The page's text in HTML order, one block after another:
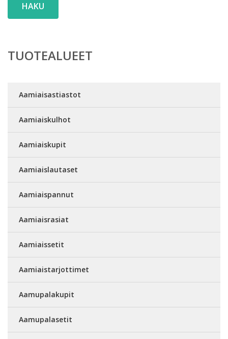
HAKU
TUOTEALUEET
Aamiaisastiastot
Aamiaiskulhot
Aamiaiskupit
Aamiaislautaset
Aamiaispannut
Aamiaisrasiat
Aamiaissetit
Aamiaistarjottimet
Aamupalakupit
Aamupalasetit